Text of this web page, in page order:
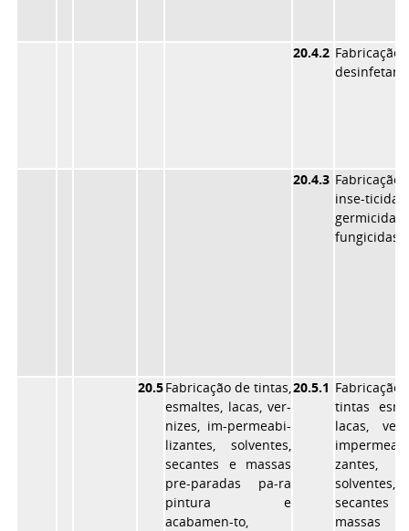
20.4.2
20.4.3
inse-ticidas
fungicidas
20.5Fabricação de tintas,
esmaltes, lacas, ver-
nizes, im-permeabi-
lizantes, solventes,
secantes e massas
pre-paradas pa-ra
pintura e
acabamen-to,
20.5.1
tintas
lacas,
zantes,
solventes,
massas